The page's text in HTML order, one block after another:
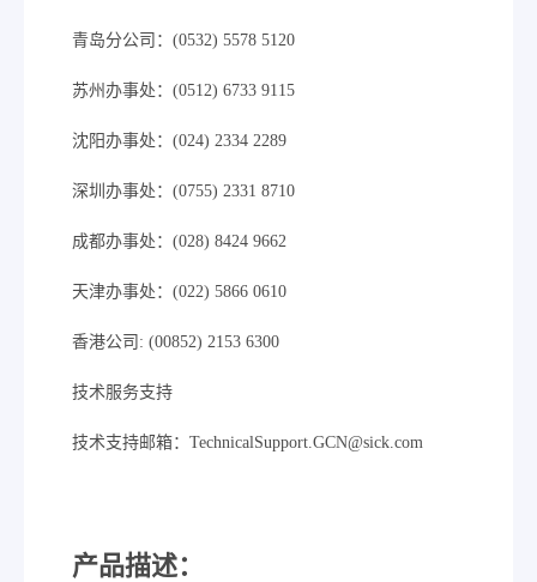
青岛分公司：(0532) 5578 5120
苏州办事处：(0512) 6733 9115
沈阳办事处：(024) 2334 2289
深圳办事处：(0755) 2331 8710
成都办事处：(028) 8424 9662
天津办事处：(022) 5866 0610
香港公司: (00852) 2153 6300
技术服务支持
技术支持邮箱：TechnicalSupport.GCN@sick.com
产品描述：